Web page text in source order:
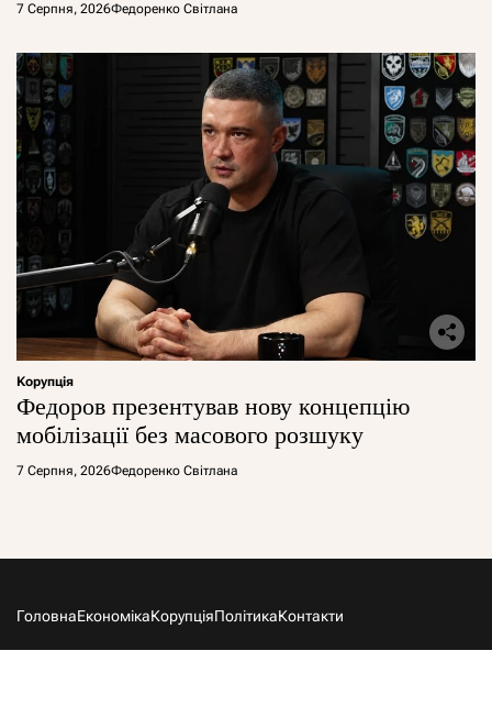
7 Серпня, 2026Федоренко Світлана
Корупція
Федоров презентував нову концепцію
мобілізації без масового розшуку
7 Серпня, 2026Федоренко Світлана
ГоловнаЕкономікаКорупціяПолітикаКонтакти